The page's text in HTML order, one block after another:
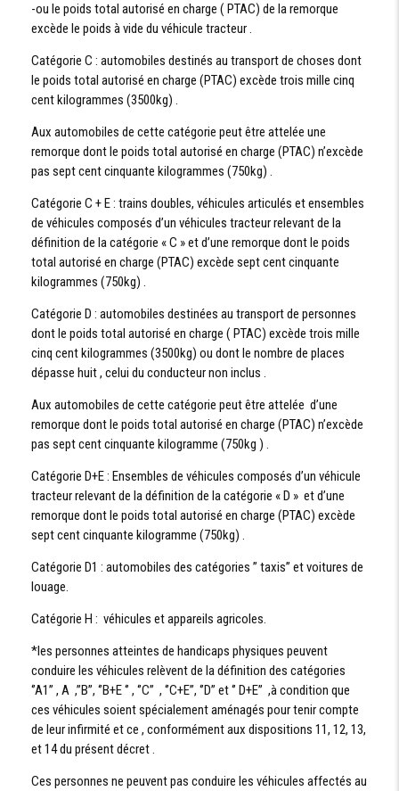
-ou le poids total autorisé en charge ( PTAC) de la remorque
excède le poids à vide du véhicule tracteur .
Catégorie C : automobiles destinés au transport de choses dont
le poids total autorisé en charge (PTAC) excède trois mille cinq
cent kilogrammes (3500kg) .
Aux automobiles de cette catégorie peut être attelée une
remorque dont le poids total autorisé en charge (PTAC) n’excède
pas sept cent cinquante kilogrammes (750kg) .
Catégorie C + E : trains doubles, véhicules articulés et ensembles
de véhicules composés d’un véhicules tracteur relevant de la
définition de la catégorie « C » et d’une remorque dont le poids
total autorisé en charge (PTAC) excède sept cent cinquante
kilogrammes (750kg) .
Catégorie D : automobiles destinées au transport de personnes
dont le poids total autorisé en charge ( PTAC) excède trois mille
cinq cent kilogrammes (3500kg) ou dont le nombre de places
dépasse huit , celui du conducteur non inclus .
Aux automobiles de cette catégorie peut être attelée d’une
remorque dont le poids total autorisé en charge (PTAC) n’excède
pas sept cent cinquante kilogramme (750kg ) .
Catégorie D+E : Ensembles de véhicules composés d’un véhicule
tracteur relevant de la définition de la catégorie « D » et d’une
remorque dont le poids total autorisé en charge (PTAC) excède
sept cent cinquante kilogramme (750kg) .
Catégorie D1 : automobiles des catégories ’’ taxis’’ et voitures de
louage.
Catégorie H : véhicules et appareils agricoles.
*les personnes atteintes de handicaps physiques peuvent
conduire les véhicules relèvent de la définition des catégories
‘’A1’’ , A ,’’B’’, ‘’B+E ‘’ , ‘’C’’ , ‘’C+E’’, ‘’D’’ et ‘’ D+E’’ ,à condition que
ces véhicules soient spécialement aménagés pour tenir compte
de leur infirmité et ce , conformément aux dispositions 11, 12, 13,
et 14 du présent décret .
Ces personnes ne peuvent pas conduire les véhicules affectés au